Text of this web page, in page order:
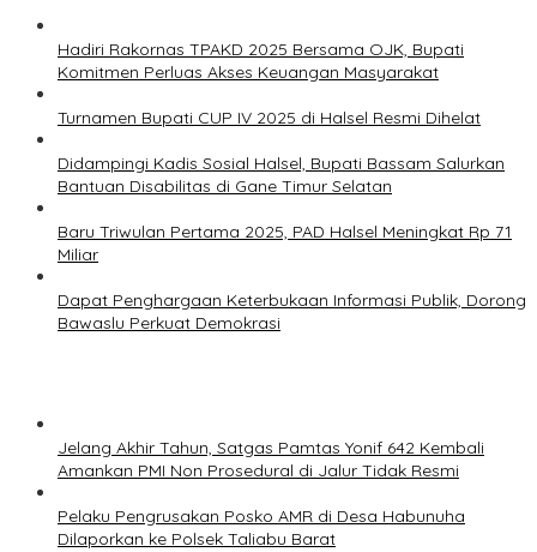
Hadiri Rakornas TPAKD 2025 Bersama OJK, Bupati
Komitmen Perluas Akses Keuangan Masyarakat
Turnamen Bupati CUP IV 2025 di Halsel Resmi Dihelat
Didampingi Kadis Sosial Halsel, Bupati Bassam Salurkan
Bantuan Disabilitas di Gane Timur Selatan
Baru Triwulan Pertama 2025, PAD Halsel Meningkat Rp 71
Miliar
Dapat Penghargaan Keterbukaan Informasi Publik, Dorong
Bawaslu Perkuat Demokrasi
Jelang Akhir Tahun, Satgas Pamtas Yonif 642 Kembali
Amankan PMI Non Prosedural di Jalur Tidak Resmi
Pelaku Pengrusakan Posko AMR di Desa Habunuha
Dilaporkan ke Polsek Taliabu Barat